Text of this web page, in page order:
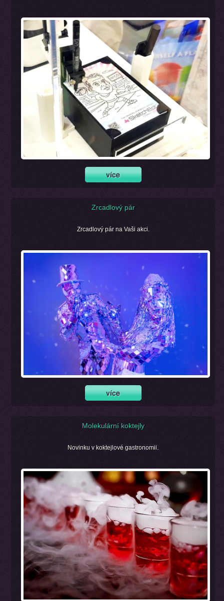
Zrcadlový pár
Zrcadlový pár na Vaši akci.
Molekulární koktejly
Novinku v koktejlové gastronomii.